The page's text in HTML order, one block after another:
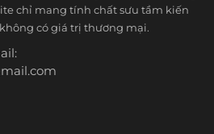
chỉ mang tính chất sưu tầm kiến
có giá trị thương mại.